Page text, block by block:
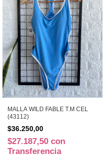
MALLA WILD FABLE T.M CEL
(43112)
$36.250,00
$27.187,50 con
Transferencia